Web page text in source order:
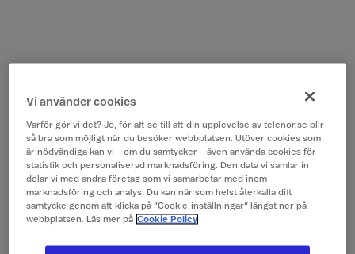
Vi använder cookies
Varför gör vi det? Jo, för att se till att din upplevelse av telenor.se blir
så bra som möjligt när du besöker webbplatsen. Utöver cookies som
är nödvändiga kan vi – om du samtycker – även använda cookies för
statistik och personaliserad marknadsföring. Den data vi samlar in
delar vi med andra företag som vi samarbetar med inom
marknadsföring och analys. Du kan när som helst återkalla ditt
samtycke genom att klicka på ”Cookie-inställningar” längst ner på
webbplatsen. Läs mer på Cookie Policy